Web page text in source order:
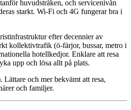
huvudstråken, och servicenivån
starkt. Wi-Fi och 4G fungerar bra i
efter decennier av
kollektivtrafik (ö-färjor, bussar, metro i
hotellkedjor. Enklare att resa
upp och lösa allt på plats.
Lättare och mer bekvämt att resa,
och familjer.